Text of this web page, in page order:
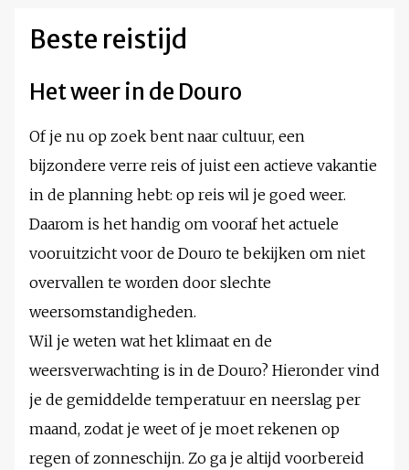
Beste reistijd
Het weer in de Douro
Of je nu op zoek bent naar cultuur, een
bijzondere verre reis of juist een actieve vakantie
in de planning hebt: op reis wil je goed weer.
Daarom is het handig om vooraf het actuele
vooruitzicht voor de Douro te bekijken om niet
overvallen te worden door slechte
weersomstandigheden.
Wil je weten wat het klimaat en de
weersverwachting is in de Douro? Hieronder vind
je de gemiddelde temperatuur en neerslag per
maand, zodat je weet of je moet rekenen op
regen of zonneschijn. Zo ga je altijd voorbereid